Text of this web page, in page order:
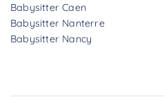
Babysitter Caen
Babysitter Nanterre
Babysitter Nancy